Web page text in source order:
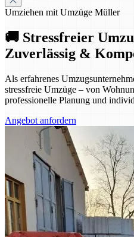
Umziehen mit Umzüge Müller
🚚 Stressfreier
Zuverlässig &
Als erfahrenes
stressfreie Umzüge – von
professionelle Planung und
Angebot anfordern